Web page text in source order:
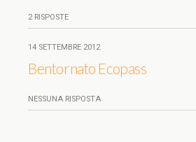
2 RISPOSTE
14 SETTEMBRE 2012
Bentornato Ecopass
NESSUNA RISPOSTA